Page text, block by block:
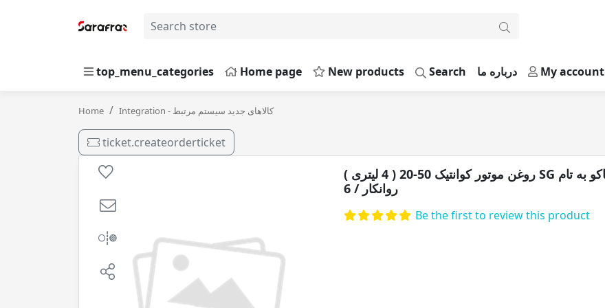
top_menu_categories Home page New products Search درباره ما My account
Home Integration - کالاهای جدید سیستم مرتبط
ticket.createorderticket
روغن موتور کوانتیک 50-20 ( 4 لیتری ) SG ایساکو به تام
روانکار / 6
Be the first to review this product